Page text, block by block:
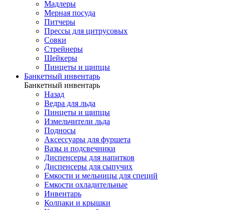
Мадлеры
Мерная посуда
Питчеры
Прессы для цитрусовых
Совки
Стрейнеры
Шейкеры
Пинцеты и щипцы
Банкетный инвентарь
Банкетный инвентарь
Назад
Ведра для льда
Пинцеты и щипцы
Измельчители льда
Подносы
Аксессуары для фуршета
Вазы и подсвечники
Диспенсеры для напитков
Диспенсеры для сыпучих
Емкости и мельницы для специй
Емкости охладительные
Инвентарь
Колпаки и крышки